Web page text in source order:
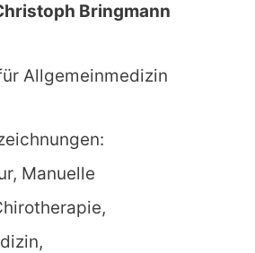
Bringmann
Allgemeinmedizin
Manuelle